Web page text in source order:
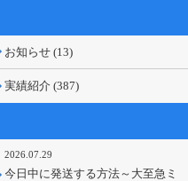
お知らせ (13)
実績紹介 (387)
2026.07.29
今日中に発送する方法～大至急ミ